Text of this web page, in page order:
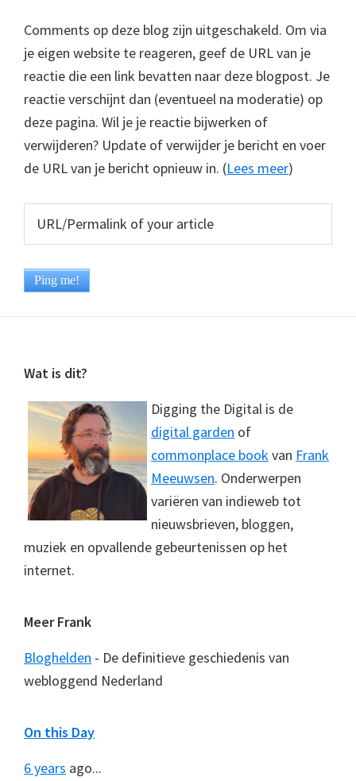
Comments op deze blog zijn uitgeschakeld. Om via
je eigen website te reageren, geef de URL van je
reactie die een link bevatten naar deze blogpost. Je
reactie verschijnt dan (eventueel na moderatie) op
deze pagina. Wil je je reactie bijwerken of
verwijderen? Update of verwijder je bericht en voer
de URL van je bericht opnieuw in. (Lees meer)
Footer
Wat is dit?
Digging the Digital is de
digital garden of
commonplace bookvan Frank
Meeuwsen. Onderwerpen
variëren van indieweb tot
nieuwsbrieven, bloggen,
muziek en opvallende gebeurtenissen op het
internet.
Meer Frank
Bloghelden - De definitieve geschiedenis van
webloggend Nederland
On this Day
6 years ago...